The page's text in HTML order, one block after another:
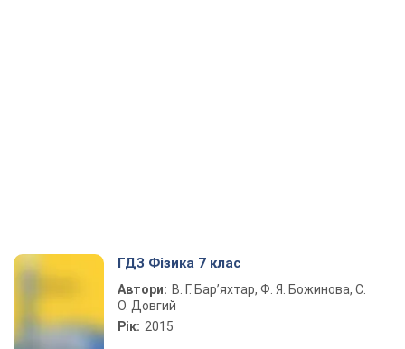
ГДЗ Фізика 7 клас
Автори: В. Г. Бар’яхтар, Ф. Я. Божинова, С.
О. Довгий
Рік: 2015